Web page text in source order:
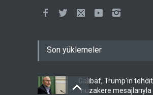
Son yüklemeler
Galibaf, Trump'ın
müzakere mesajlarıyla